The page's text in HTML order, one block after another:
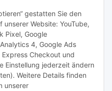
gestatten Sie den
Website: YouTube,
Pixel, Google
4, Google Ads
Checkout und
Einstellung jederzeit ändern
Weitere Details finden
unserer